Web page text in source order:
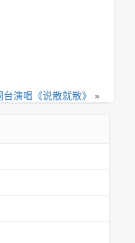
演唱《说散就散》 »